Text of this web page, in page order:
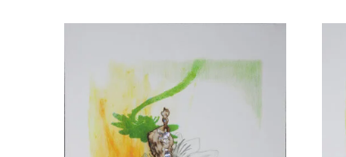
Akira Inumaru – Passion